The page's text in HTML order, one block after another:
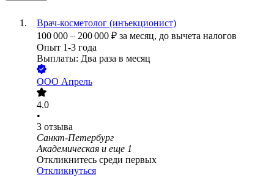
Врач-косметолог (инъекционист)
100 000 – 200 000 ₽ за месяц, до вычета налогов
Опыт 1-3 года
Выплаты: Два раза в месяц
ООО Апрель
4.0
•
3 отзыва
Санкт-Петербург
Академическая и еще 1
Откликнитесь среди первых
Откликнуться